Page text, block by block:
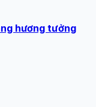
hương tưởng